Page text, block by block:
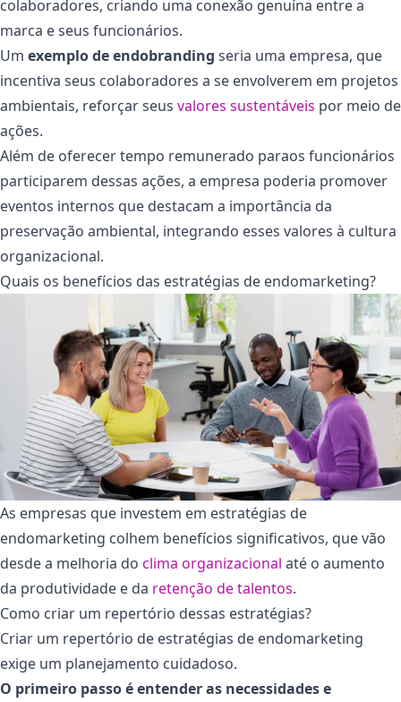
colaboradores, criando uma conexão genuína entre a
marca e seus funcionários.
Um exemplo de endobranding seria uma empresa, que
incentiva seus colaboradores a se envolverem em projetos
ambientais, reforçar seus valores sustentáveis por meio de
ações.
Além de oferecer tempo remunerado paraos funcionários
participarem dessas ações, a empresa poderia promover
eventos internos que destacam a importância da
preservação ambiental, integrando esses valores à cultura
organizacional.
Quais os benefícios das estratégias de endomarketing?
As empresas que investem em estratégias de
endomarketing colhem benefícios significativos, que vão
desde a melhoria do clima organizacional até o aumento
da produtividade e da retenção de talentos.
Como criar um repertório dessas estratégias?
Criar um repertório de estratégias de endomarketing
exige um planejamento cuidadoso.
O primeiro passo é entender as necessidades e